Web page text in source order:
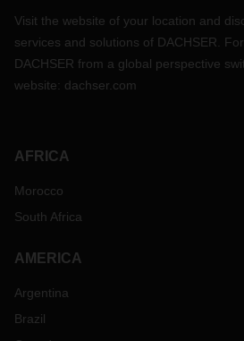
Visit the website of your location and
services and solutions of DACHSER.
DACHSER from a global perspective
website: dachser.com
AFRICA
Morocco
South Africa
AMERICA
Argentina
Brazil